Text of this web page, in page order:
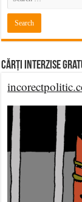
Cărți Interzise